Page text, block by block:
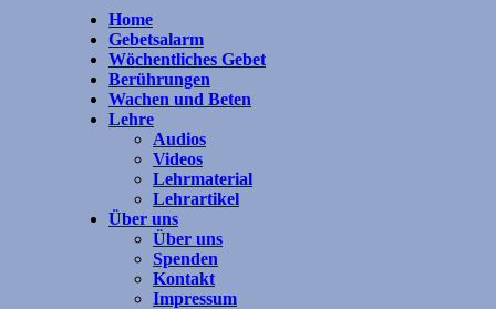
Home
Gebetsalarm
Wöchentliches Gebet
Berührungen
Wachen und Beten
Lehre
Audios
Videos
Lehrmaterial
Lehrartikel
Über uns
Über uns
Spenden
Kontakt
Impressum